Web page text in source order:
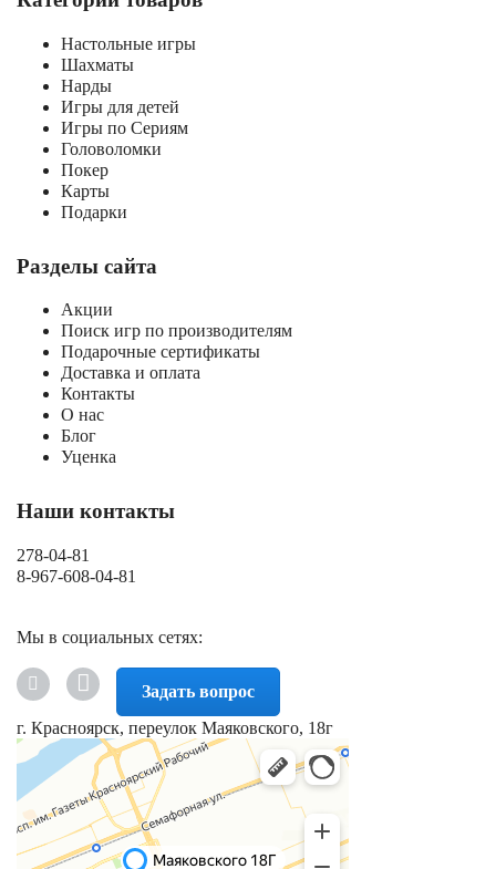
Настольные игры
Шахматы
Нарды
Игры для детей
Игры по Сериям
Головоломки
Покер
Карты
Подарки
Разделы сайта
Акции
Поиск игр по производителям
Подарочные сертификаты
Доставка и оплата
Контакты
О нас
Блог
Уценка
Наши контакты
278-04-81
8-967-608-04-81
Мы в социальных сетях:
Задать вопрос
г. Красноярск, переулок Маяковского, 18г